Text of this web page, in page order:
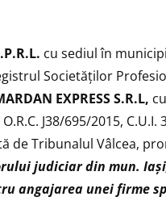
cu sediul în
Societăților
EXPRESS S.R.L,
J38/695/2015,
de Tribunalul Vâlcea,
judiciar din mun.
angajarea unei firme